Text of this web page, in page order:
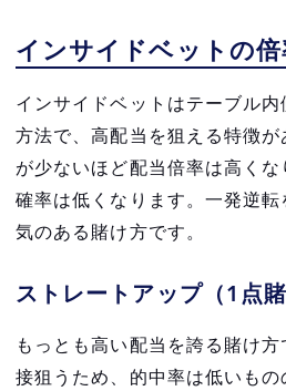
インサイドベットの倍
インサイドベットはテーブル
方法で、高配当を狙える特徴
が少ないほど配当倍率は高く
確率は低くなります。一発逆
気のある賭け方です。
ストレートアップ（1点
もっとも高い配当を誇る賭け
接狙うため、的中率は低いも